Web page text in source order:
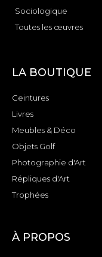
Sociologique
Toutes les œuvres
LA BOUTIQUE
Ceintures
Livres
Meubles & Déco
Objets Golf
Photographie d'Art
Répliques d'Art
Trophées
À PROPOS